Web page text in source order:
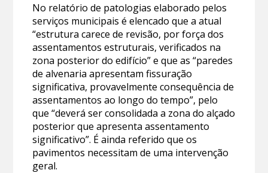
No relatório de patologias elaborado pelos
serviços municipais é elencado que a atual
“estrutura carece de revisão, por força dos
assentamentos estruturais, verificados na
zona posterior do edifício” e que as “paredes
de alvenaria apresentam fissuração
significativa, provavelmente consequência de
assentamentos ao longo do tempo”, pelo
que “deverá ser consolidada a zona do alçado
posterior que apresenta assentamento
significativo”. É ainda referido que os
pavimentos necessitam de uma intervenção
geral.